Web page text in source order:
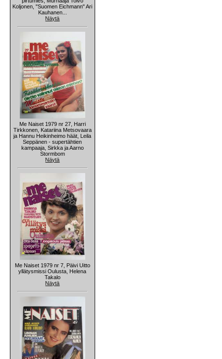
Koljonen, "Suomen Eichmann" Ari
Kauhanen...
Näytä
Me Naiset 1979 nr 27, Harri
Tirkkonen, Katariina Metsovaara
ja Hannu Heikinheimo häät, Leila
Seppänen - supertähtien
kampaaja, Sirkka ja Aarno
Stormbom
Näytä
Me Naiset 1979 nr 7, Päivi Uitto
yllätysmissi Oulusta, Helena
Takalo
Näytä